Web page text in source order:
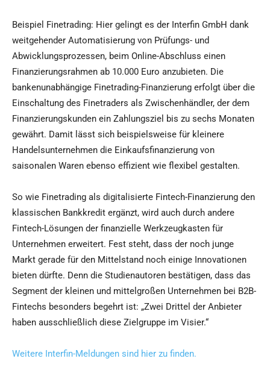
Beispiel Finetrading: Hier gelingt es der Interfin GmbH dank
weitgehender Automatisierung von Prüfungs- und
Abwicklungsprozessen, beim Online-Abschluss einen
Finanzierungsrahmen ab 10.000 Euro anzubieten. Die
bankenunabhängige Finetrading-Finanzierung erfolgt über die
Einschaltung des Finetraders als Zwischenhändler, der dem
Finanzierungskunden ein Zahlungsziel bis zu sechs Monaten
gewährt. Damit lässt sich beispielsweise für kleinere
Handelsunternehmen die Einkaufsfinanzierung von
saisonalen Waren ebenso effizient wie flexibel gestalten.
So wie Finetrading als digitalisierte Fintech-Finanzierung den
klassischen Bankkredit ergänzt, wird auch durch andere
Fintech-Lösungen der finanzielle Werkzeugkasten für
Unternehmen erweitert. Fest steht, dass der noch junge
Markt gerade für den Mittelstand noch einige Innovationen
bieten dürfte. Denn die Studienautoren bestätigen, dass das
Segment der kleinen und mittelgroßen Unternehmen bei B2B-
Fintechs besonders begehrt ist: „Zwei Drittel der Anbieter
haben ausschließlich diese Zielgruppe im Visier.“
Weitere Interfin-Meldungen sind hier zu finden.